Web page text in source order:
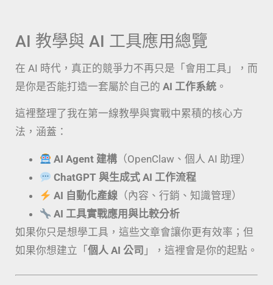
AI 教學與 AI 工具應用總覽
在 AI 時代，真正的競爭力不再只是「會用工具」，而
是你是否能打造一套屬於自己的 AI 工作系統 。
這裡整理了我在第一線教學與實戰中累積的核心方
法，涵蓋：
AI Agent 建構 （OpenClaw、個人 AI 助理）
ChatGPT 與生成式 AI 工作流程
AI 自動化產線 （內容、行銷、知識管理）
AI 工具實戰應用與比較分析
如果你只是想學工具，這些文章會讓你更有效率；但
如果你想建立「 個人 AI 公司 」，這裡會是你的起點。